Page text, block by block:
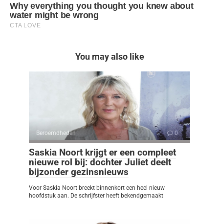
You may also like
Beroemdheden 0
Saskia Noort krijgt er een compleet
nieuwe rol bij: dochter Juliet deelt
bijzonder gezinsnieuws
Voor Saskia Noort breekt binnenkort een heel nieuw
hoofdstuk aan. De schrijfster heeft bekendgemaakt